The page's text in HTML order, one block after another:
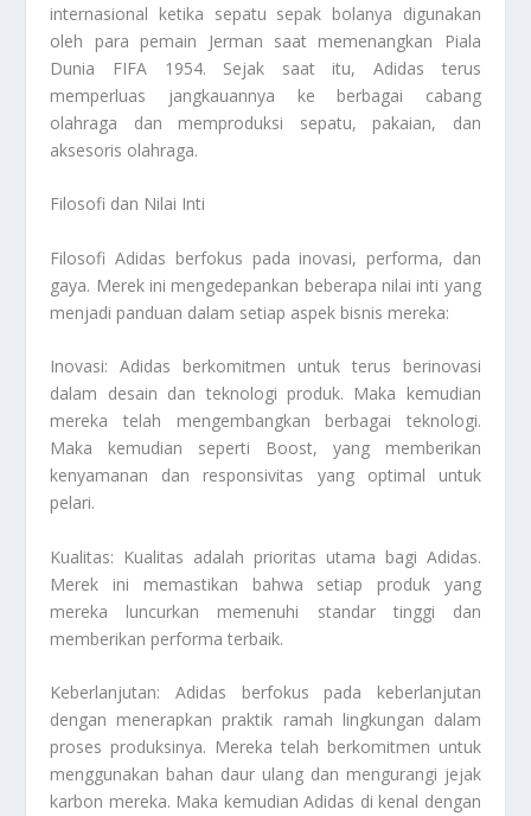
internasional ketika sepatu sepak bolanya digunakan
oleh para pemain Jerman saat memenangkan Piala
Dunia FIFA 1954. Sejak saat itu, Adidas terus
memperluas jangkauannya ke berbagai cabang
olahraga dan memproduksi sepatu, pakaian, dan
aksesoris olahraga.
Filosofi dan Nilai Inti
Filosofi Adidas berfokus pada inovasi, performa, dan
gaya. Merek ini mengedepankan beberapa nilai inti yang
menjadi panduan dalam setiap aspek bisnis mereka:
Inovasi: Adidas berkomitmen untuk terus berinovasi
dalam desain dan teknologi produk. Maka kemudian
mereka telah mengembangkan berbagai teknologi.
Maka kemudian seperti Boost, yang memberikan
kenyamanan dan responsivitas yang optimal untuk
pelari.
Kualitas: Kualitas adalah prioritas utama bagi Adidas.
Merek ini memastikan bahwa setiap produk yang
mereka luncurkan memenuhi standar tinggi dan
memberikan performa terbaik.
Keberlanjutan: Adidas berfokus pada keberlanjutan
dengan menerapkan praktik ramah lingkungan dalam
proses produksinya. Mereka telah berkomitmen untuk
menggunakan bahan daur ulang dan mengurangi jejak
karbon mereka. Maka kemudian Adidas di kenal dengan